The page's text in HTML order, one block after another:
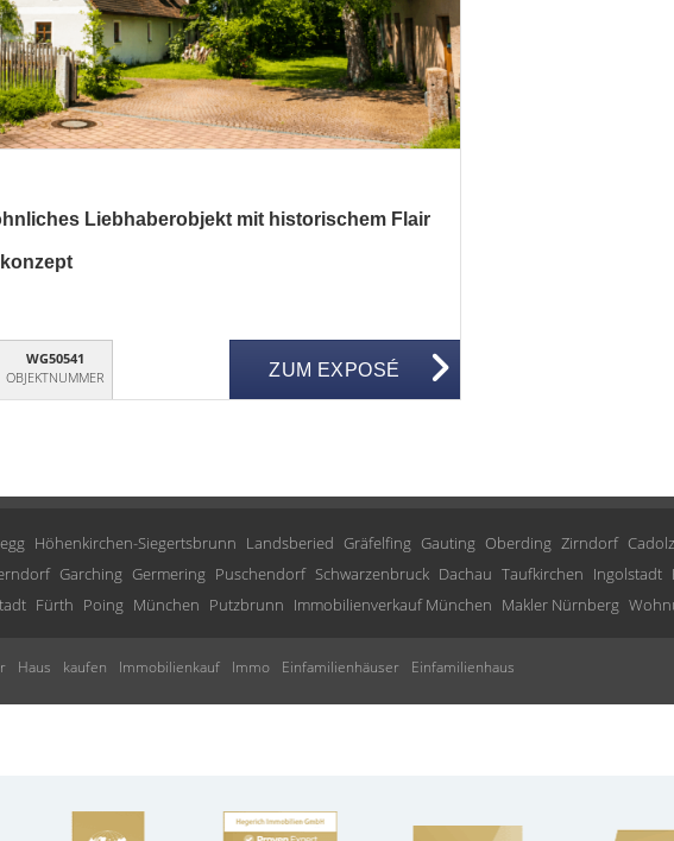
Liebhaberobjekt mit historischem Flair
WG50541
OBJEKTNUMMER
ZUM EXPOSÉ
Höhenkirchen-Siegertsbrunn Landsberied Gräfelfing Gauting Oberding Zirndorf
Garching Germering Puschendorf Schwarzenbruck Dachau Taufkirchen Ingolstadt
Fürth Poing München Putzbrunn Immobilienverkauf München Makler Nürnberg
Haus kaufen Immobilienkauf Immo Einfamilienhäuser Einfamilienhaus